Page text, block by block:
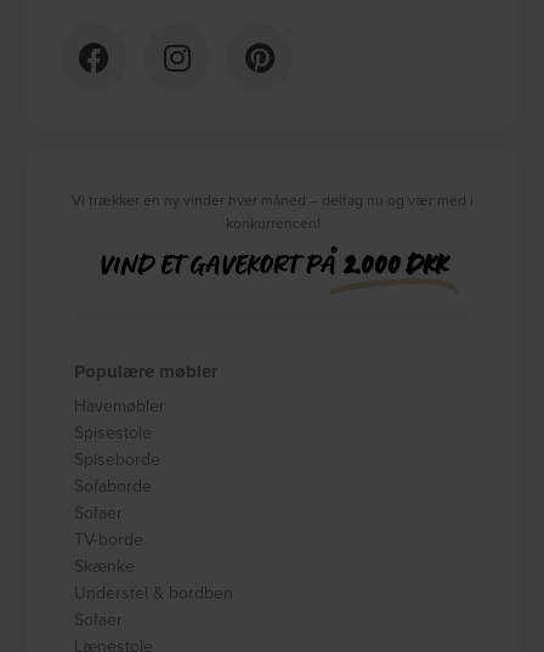
Vi trækker en ny vinder hver måned – deltag nu og vær med i
konkurrencen!
VIND ET GAVEKORT PÅ2.000 DKK
Populære møbler
Havemøbler
Spisestole
Spiseborde
Sofaborde
Sofaer
TV-borde
Skænke
Understel & bordben
Sofaer
Lænestole